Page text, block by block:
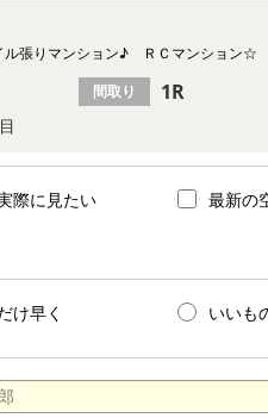
張りマンション♪ ＲＣマンション☆
間取り 1R
際に見たい 最新の
け早く いいも